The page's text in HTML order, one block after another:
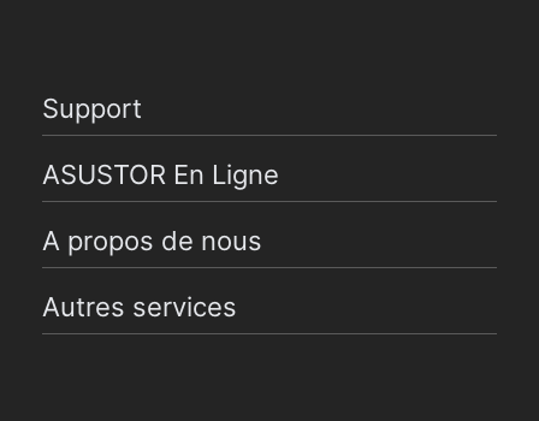
Support
ASUSTOR En Ligne
A propos de nous
Autres services